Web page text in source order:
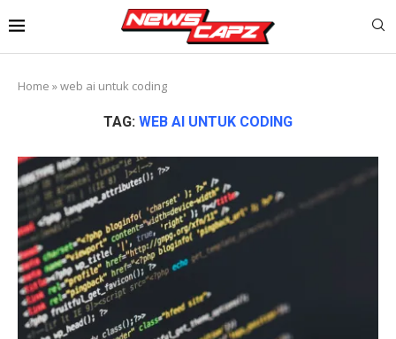
Home »web ai untuk coding
TAG: WEB AI UNTUK CODING